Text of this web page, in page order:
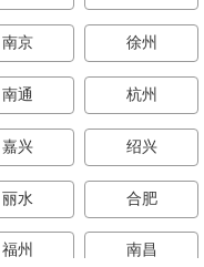
南京 徐州
南通 杭州
嘉兴 绍兴
丽水 合肥
福州 南昌